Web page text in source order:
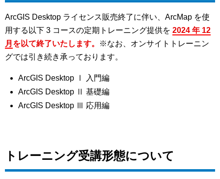
ArcGIS Desktop ライセンス販売終了に伴い、ArcMap を使
用する以下 3 コースの定期トレーニング提供を 2024 年 12
月 を以て終了いたします。
※なお、オンサイトトレーニン
グでは引き続き承っております。
ArcGIS Desktop Ⅰ 入門編
ArcGIS Desktop Ⅱ 基礎編
ArcGIS Desktop Ⅲ 応用編
トレーニング受講形態について